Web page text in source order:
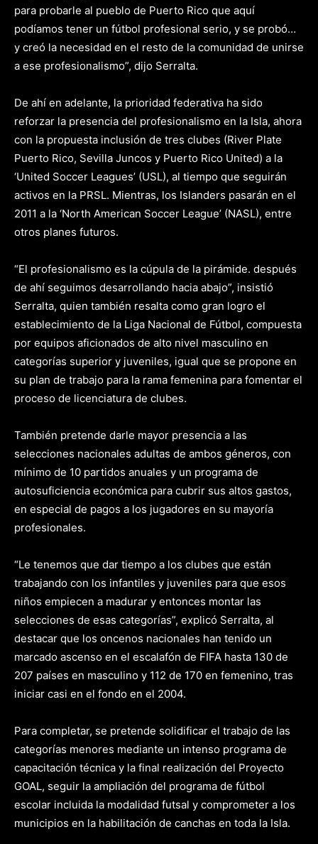
para probarle al pueblo de Puerto Rico que aquí
podíamos tener un fútbol profesional serio, y se probó…
y creó la necesidad en el resto de la comunidad de unirse
a ese profesionalismo”, dijo Serralta.
De ahí en adelante, la prioridad federativa ha sido
reforzar la presencia del profesionalismo en la Isla, ahora
con la propuesta inclusión de tres clubes (River Plate
Puerto Rico, Sevilla Juncos y Puerto Rico United) a la
‘United Soccer Leagues’ (USL), al tiempo que seguirán
activos en la PRSL. Mientras, los Islanders pasarán en el
2011 a la ‘North American Soccer League’ (NASL), entre
otros planes futuros.
“El profesionalismo es la cúpula de la pirámide. después
de ahí seguimos desarrollando hacia abajo”, insistió
Serralta, quien también resalta como gran logro el
establecimiento de la Liga Nacional de Fútbol, compuesta
por equipos aficionados de alto nivel masculino en
categorías superior y juveniles, igual que se propone en
su plan de trabajo para la rama femenina para fomentar el
proceso de licenciatura de clubes.
También pretende darle mayor presencia a las
selecciones nacionales adultas de ambos géneros, con
mínimo de 10 partidos anuales y un programa de
autosuficiencia económica para cubrir sus altos gastos,
en especial de pagos a los jugadores en su mayoría
profesionales.
“Le tenemos que dar tiempo a los clubes que están
trabajando con los infantiles y juveniles para que esos
niños empiecen a madurar y entonces montar las
selecciones de esas categorías”, explicó Serralta, al
destacar que los oncenos nacionales han tenido un
marcado ascenso en el escalafón de FIFA hasta 130 de
207 países en masculino y 112 de 170 en femenino, tras
iniciar casi en el fondo en el 2004.
Para completar, se pretende solidificar el trabajo de las
categorías menores mediante un intenso programa de
capacitación técnica y la final realización del Proyecto
GOAL, seguir la ampliación del programa de fútbol
escolar incluida la modalidad futsal y comprometer a los
municipios en la habilitación de canchas en toda la Isla.